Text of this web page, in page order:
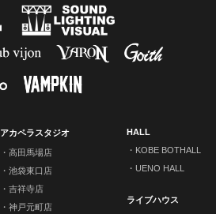
アカペラスタジオ
高田馬場店
池袋東口店
吉祥寺店
神戸元町店
HALL
KOBE BOTHALL
UENO HALL
ライブハウス